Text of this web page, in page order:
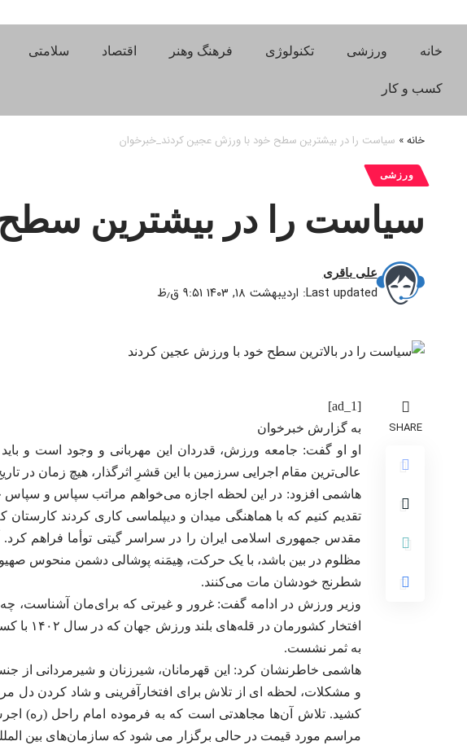
خانه ورزشی تکنولوژی فرهنگ وهنر اقتصاد سلامتی
کسب و کار
خانه» سیاست را در بیشترین سطح خود با ورزش عجین کردند_خبرخوان
ورزشی
سیاست را در بیشترین
Last updated: اردیبهشت ۱۸, ۱۴۰۳ ۹:۵۱ ق٫ظ
علی باقری
SHARE
[ad_1]
به گزارش خبرخوان
او او گفت: جامعه ورزش، قدردان این مهربانی و وجود است و
عالی‌ترین مقام اجرایی سرزمین با این قشرِ اثرگذار، هیچ زمان در
هاشمی افزود: در این لحظه اجازه می‌خواهم مراتب سپاس و سپاس
تقدیم کنیم که با هماهنگی میدان و دیپلماسی کاری کردند کارستان
مقدس جمهوری اسلامی ایران را در سراسر گیتی توأما فراهم کرد.
مظلوم در بین باشد، با یک حرکت، هِیمَنه پوشالی دشمن منحوس
شطرنج خودشان مات می‌کنند.
وزیر ورزش در ادامه گفت: غرور و غیرتی که برای‌مان آشناست،
به ثمر نشست.
هاشمی خاطرنشان کرد: این قهرمانان، شیرزنان و شیرمردانی از
و مشکلات، لحظه ای از تلاش برای افتخارآفرینی و شاد کردن دل
کشید. تلاش آن‌ها مجاهدتی است که به فرموده امام راحل (ره)
مراسم مورد قیمت در حالی برگزار می شود که سازمان‌های بین